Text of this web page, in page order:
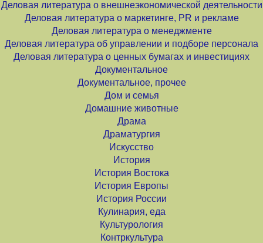
Деловая литература о внешнеэкономической деятельности
Деловая литература о маркетинге, PR и рекламе
Деловая литература о менеджменте
Деловая литература об управлении и подборе персонала
Деловая литература о ценных бумагах и инвестициях
Документальное
Документальное, прочее
Дом и семья
Домашние животные
Драма
Драматургия
Искусство
История
История Востока
История Европы
История России
Кулинария, еда
Культурология
Контркультура